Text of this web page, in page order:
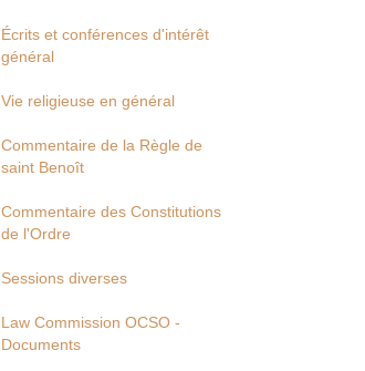
Écrits et conférences d'intérêt
général
Vie religieuse en général
Commentaire de la Règle de
saint Benoît
Commentaire des Constitutions
de l'Ordre
Sessions diverses
Law Commission OCSO -
Documents